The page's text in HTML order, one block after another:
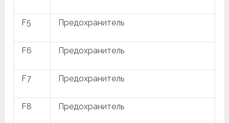
F5 Предохранитель
F6 Предохранитель
F7 Предохранитель
F8 Предохранитель